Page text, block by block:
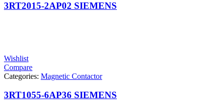
3RT2015-2AP02 SIEMENS
Wishlist
Compare
Categories: Magnetic Contactor
3RT1055-6AP36 SIEMENS